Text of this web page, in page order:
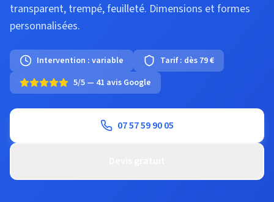
transparent, trempé, feuilleté. Dimensions et formes
personnalisées.
Intervention : variable Tarif : dès 79 €
5/5 — 41 avis Google
07 57 59 90 05